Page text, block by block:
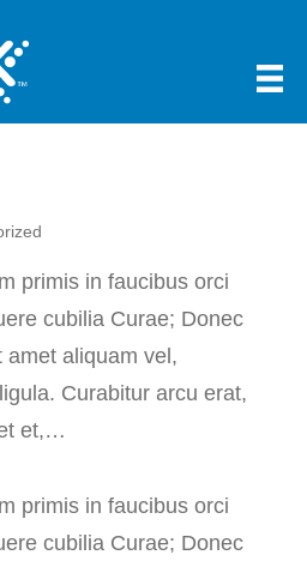
primis in faucibus orci
cubilia Curae; Donec
aliquam vel,
Curabitur arcu erat,
et,…
primis in faucibus orci
cubilia Curae; Donec